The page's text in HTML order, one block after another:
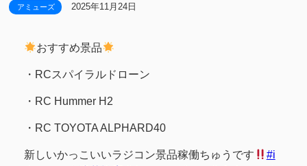
アミューズ 2025年11月24日
おすすめ景品
・RCスパイラルドローン
・RC Hummer H2
・RC TOYOTA ALPHARD40
新しいかっこいいラジコン景品稼働ちゅうです
#i